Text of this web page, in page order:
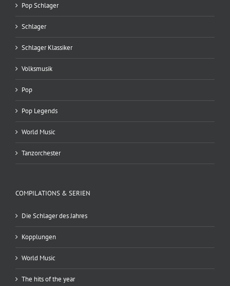
Pop Schlager
Schlager
Schlager Klassiker
Volksmusik
Pop
Pop Legends
World Music
Tanzorchester
COMPILATIONS & SERIEN
Die Schlager des Jahres
Kopplungen
World Music
The hits of the year